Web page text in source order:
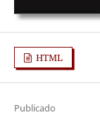
HTML
Publicado